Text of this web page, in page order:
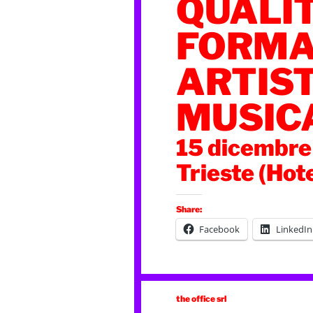
15
Trieste
Share:
Facebook LinkedIn
the office srl